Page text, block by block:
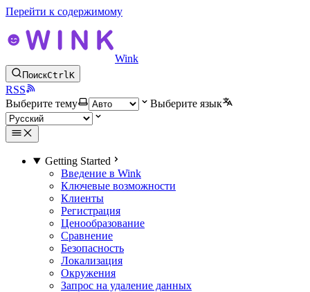
Перейти к содержимому
Wink
ПоискCtrlK
RSS
Выберите тему
Выберите язык
Getting Started
Введение в Wink
Ключевые возможности
Клиенты
Регистрация
Ценообразование
Сравнение
Безопасность
Локализация
Окружения
Запрос на удаление данных